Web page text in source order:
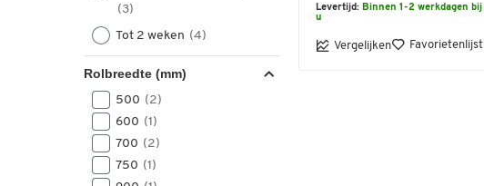
(3)
Tot 2 weken (4)
Rolbreedte (mm)
500 (2)
600 (1)
700 (2)
750 (1)
Levertijd: Binnen 1-2 werkdagen bij
u
Vergelijken Favorietenlijst